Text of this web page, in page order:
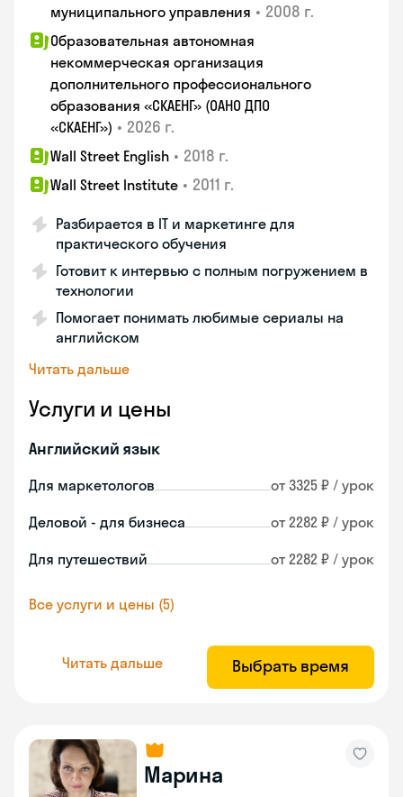
муниципального управления • 2008 г.
Образовательная автономная
некоммерческая организация
дополнительного профессионального
образования «СКАЕНГ» (ОАНО ДПО
«СКАЕНГ») • 2026 г.
Wall Street English • 2018 г.
Wall Street Institute • 2011 г.
Разбирается в IT и маркетинге для
практического обучения
Готовит к интервью с полным погружением в
технологии
Помогает понимать любимые сериалы на
английском
Читать дальше
Услуги и цены
Английский язык
Для маркетологов от 3325 ₽ / урок
Деловой - для бизнеса от 2282 ₽ / урок
Для путешествий от 2282 ₽ / урок
Все услуги и цены (5)
Читать дальше Выбрать время
Марина